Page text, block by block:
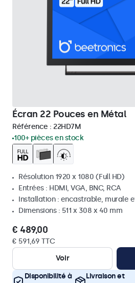
Écran 22 Pouces en Métal
Référence : 22HD7M
100+ pièces en stock
Résolution 1920 x 1080 (Full HD)
Entrées : HDMI, VGA, BNC, RCA
Installation : encastrable, murale
Dimensions : 511 x 308 x 40 mm
€ 489,00
€ 591,69 TTC
Voir
Disponibilité à
Livraison et